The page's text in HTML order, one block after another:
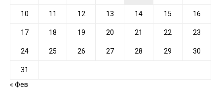
10 11 12 13 14 15 16
17 18 19 20 21 22 23
24 25 26 27 28 29 30
31
« Фев